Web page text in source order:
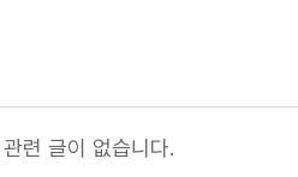
관련 글이 없습니다.